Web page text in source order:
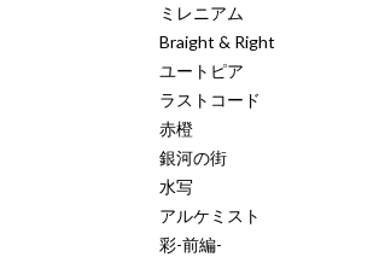
ミレニアム
Braight & Right
ユートピア
ラストコード
赤橙
銀河の街
水写
アルケミスト
彩-前編-